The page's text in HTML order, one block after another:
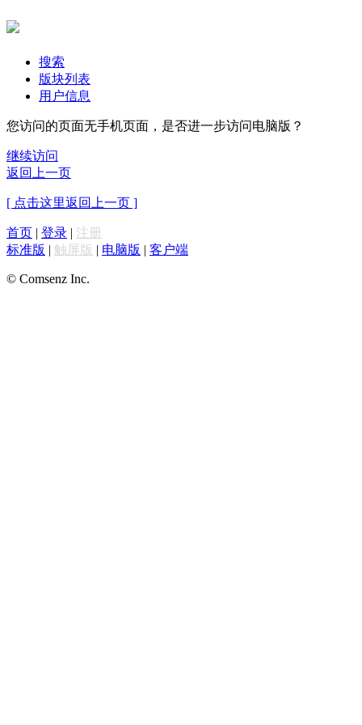
搜索
版块列表
用户信息
您访问的页面无手机页面，是否进一步访问电脑版？
继续访问
返回上一页
[ 点击这里返回上一页 ]
首页 | 登录 | 注册
标准版 | 触屏版 | 电脑版 | 客户端
© Comsenz Inc.